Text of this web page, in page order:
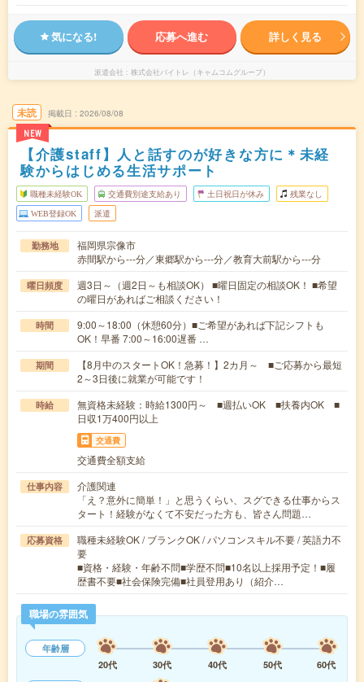
気になる! 応募へ進む 詳しく見る
派遣会社 株式会社バイトレ（キャムコムグループ）
未読
NEW
掲載日 2026/08/08
【介護staff】人と話すのが好きな方に＊未経
験からはじめる生活サポート
職種未経験OK 交通費別途支給あり 土日祝日が休み 残業なし
WEB登録OK 派遣
勤務地
福岡県宗像市
赤間駅から---分／東郷駅から---分／教育大前駅から---分
曜日頻度
週3日～（週2日～も相談OK） ■曜日固定の相談OK！ ■希望
の曜日があればご相談ください！
時間
9:00～18:00（休憩60分）■ご希望があれば下記シフトも
OK！早番 7:00～16:00遅番 …
期間
【8月中のスタートOK！急募！】2カ月～ ■ご応募から最短
2～3日後に就業が可能です！
時給
無資格未経験：時給1300円～ ■週払いOK ■扶養内OK ■
日収1万400円以上
交通費
交通費全額支給
仕事内容
介護関連
「え？意外に簡単！」と思うくらい、スグできる仕事からス
タート！経験がなくて不安だった方も、皆さん問題…
応募資格
職種未経験OK / ブランクOK / パソコンスキル不要 / 英語力不
要
■資格・経験・年齢不問■学歴不問■10名以上採用予定！■履
歴書不要■社会保険完備■社員登用あり（紹介…
職場の雰囲気
年齢層
20代
30代 40代 50代
60代